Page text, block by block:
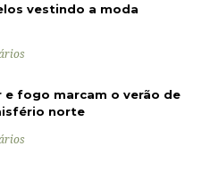
vestindo a moda
e fogo marcam o verão de
norte